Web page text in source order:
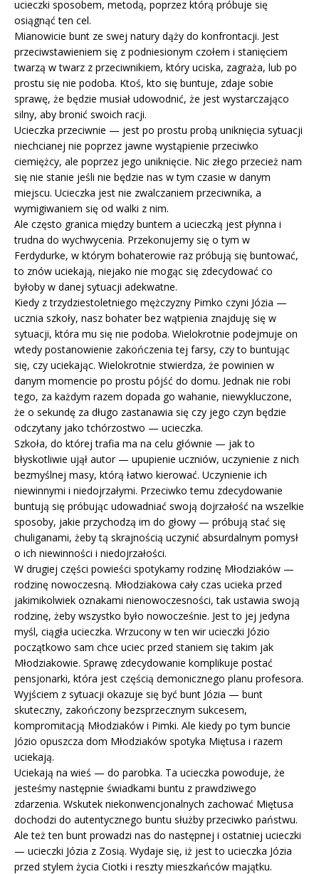
ucieczki sposobem, metodą, poprzez którą próbuje się
osiągnąć ten cel.
Mianowicie bunt ze swej natury dąży do konfrontacji. Jest
przeciwstawieniem się z podniesionym czołem i stanięciem
twarzą w twarz z przeciwnikiem, który uciska, zagraża, lub po
prostu się nie podoba. Ktoś, kto się buntuje, zdaje sobie
sprawę, że będzie musiał udowodnić, że jest wystarczająco
silny, aby bronić swoich racji.
Ucieczka przeciwnie — jest po prostu probą uniknięcia sytuacji
niechcianej nie poprzez jawne wystąpienie przeciwko
ciemiężcy, ale poprzez jego uniknięcie. Nic złego przecież nam
się nie stanie jeśli nie będzie nas w tym czasie w danym
miejscu. Ucieczka jest nie zwalczaniem przeciwnika, a
wymigiwaniem się od walki z nim.
Ale często granica między buntem a ucieczką jest płynna i
trudna do wychwycenia. Przekonujemy się o tym w
Ferdydurke, w którym bohaterowie raz próbują się buntować,
to znów uciekają, niejako nie mogąc się zdecydować co
byłoby w danej sytuacji adekwatne.
Kiedy z trzydziestoletniego mężczyzny Pimko czyni Józia —
ucznia szkoły, nasz bohater bez wątpienia znajduję się w
sytuacji, która mu się nie podoba. Wielokrotnie podejmuje on
wtedy postanowienie zakończenia tej farsy, czy to buntując
się, czy uciekając. Wielokrotnie stwierdza, że powinien w
danym momencie po prostu pójść do domu. Jednak nie robi
tego, za każdym razem dopada go wahanie, niewykluczone,
że o sekundę za długo zastanawia się czy jego czyn będzie
odczytany jako tchórzostwo — ucieczka.
Szkoła, do której trafia ma na celu głównie — jak to
błyskotliwie ujął autor — upupienie uczniów, uczynienie z nich
bezmyślnej masy, którą łatwo kierować. Uczynienie ich
niewinnymi i niedojrzałymi. Przeciwko temu zdecydowanie
buntują się próbując udowadniać swoją dojrzałość na wszelkie
sposoby, jakie przychodzą im do głowy — próbują stać się
chuliganami, żeby tą skrajnością uczynić absurdalnym pomysł
o ich niewinności i niedojrzałości.
W drugiej części powieści spotykamy rodzinę Młodziaków —
rodzinę nowoczesną. Młodziakowa cały czas ucieka przed
jakimikolwiek oznakami nienowoczesności, tak ustawia swoją
rodzinę, żeby wszystko było nowocześnie. Jest to jej jedyna
myśl, ciągła ucieczka. Wrzucony w ten wir ucieczki Józio
początkowo sam chce uciec przed staniem się takim jak
Młodziakowie. Sprawę zdecydowanie komplikuje postać
pensjonarki, która jest częścią demonicznego planu profesora.
Wyjściem z sytuacji okazuje się być bunt Józia — bunt
skuteczny, zakończony bezsprzecznym sukcesem,
kompromitacją Młodziaków i Pimki. Ale kiedy po tym buncie
Józio opuszcza dom Młodziaków spotyka Miętusa i razem
uciekają.
Uciekają na wieś — do parobka. Ta ucieczka powoduje, że
jesteśmy następnie świadkami buntu z prawdziwego
zdarzenia. Wskutek niekonwencjonalnych zachować Miętusa
dochodzi do autentycznego buntu służby przeciwko państwu.
Ale też ten bunt prowadzi nas do następnej i ostatniej ucieczki
— ucieczki Józia z Zosią. Wydaje się, iż jest to ucieczka Józia
przed stylem życia Ciotki i reszty mieszkańców majątku.